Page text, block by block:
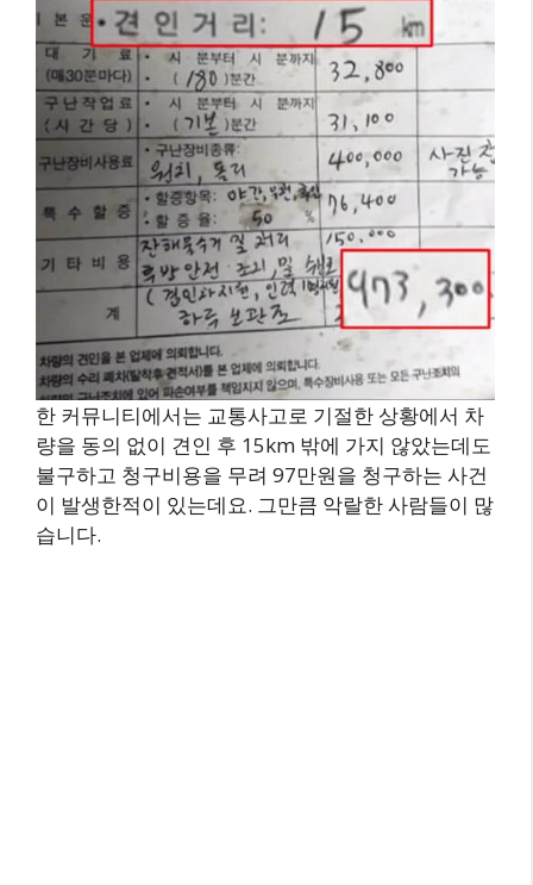
한 커뮤니티에서는 교통사고로 기절한 상황에서 차
량을 동의 없이 견인 후 15km 밖에 가지 않았는데도
불구하고 청구비용을 무려 97만원을 청구하는 사건
이 발생한적이 있는데요. 그만큼 악랄한 사람들이 많
습니다.